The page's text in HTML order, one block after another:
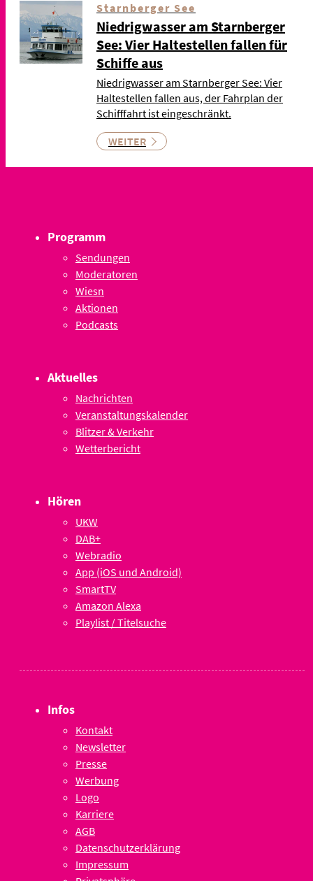
Starnberger See
Niedrigwasser am Starnberger
See: Vier Haltestellen fallen für
Schiffe aus
Niedrigwasser am Starnberger See: Vier
Haltestellen fallen aus, der Fahrplan der
Schifffahrt ist eingeschränkt.
WEITER
Programm
Sendungen
Moderatoren
Wiesn
Aktionen
Podcasts
Aktuelles
Nachrichten
Veranstaltungskalender
Blitzer & Verkehr
Wetterbericht
Hören
UKW
DAB+
Webradio
App (iOS und Android)
SmartTV
Amazon Alexa
Playlist / Titelsuche
Infos
Kontakt
Newsletter
Presse
Werbung
Logo
Karriere
AGB
Datenschutzerklärung
Impressum